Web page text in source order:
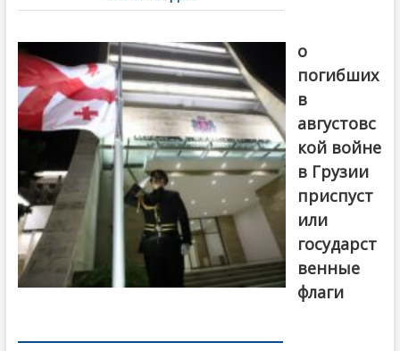
записям
о
погибших
в
августовс
кой войне
в Грузии
приспуст
или
государст
венные
флаги